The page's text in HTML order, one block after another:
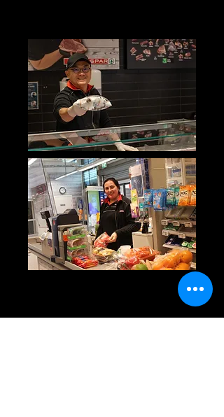
Eurospar Brokelandsheia